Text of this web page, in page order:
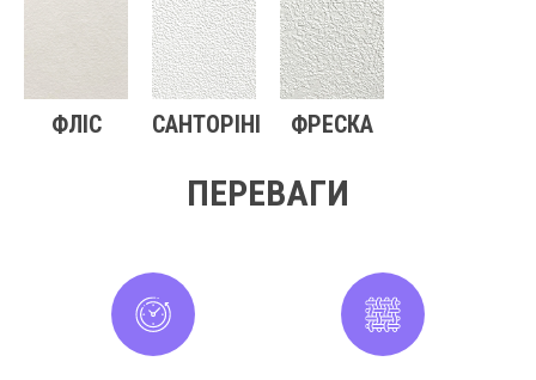
ФЛІС САНТОРІНІ ФРЕСКА
ПЕРЕВАГИ